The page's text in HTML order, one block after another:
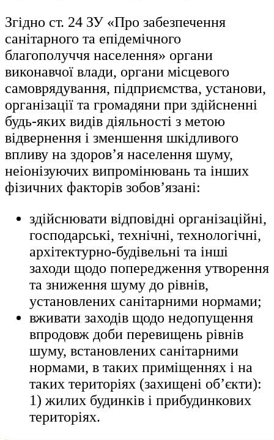
Згідно ст. 24 ЗУ «Про забезпечення
санітарного та епідемічного
благополуччя населення» органи
виконавчої влади, органи місцевого
самоврядування, підприємства, установи,
організації та громадяни при здійсненні
будь-яких видів діяльності з метою
відвернення і зменшення шкідливого
впливу на здоров’я населення шуму,
неіонізуючих випромінювань та інших
фізичних факторів зобов’язані:
здійснювати відповідні організаційні,
господарські, технічні, технологічні,
архітектурно-будівельні та інші
заходи щодо попередження утворення
та зниження шуму до рівнів,
установлених санітарними нормами;
вживати заходів щодо недопущення
впродовж доби перевищень рівнів
шуму, встановлених санітарними
нормами, в таких приміщеннях і на
таких територіях (захищені об’єкти):
1) жилих будинків і прибудинкових
територіях.